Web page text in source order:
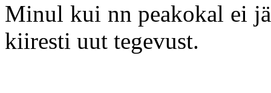
Minul kui nn peakokal ei
kiiresti uut tegevust.